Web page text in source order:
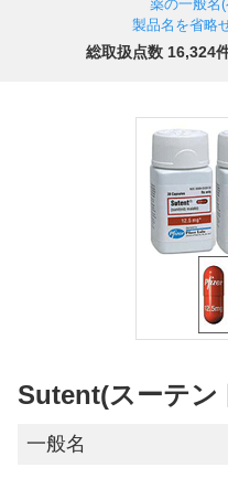
薬の一般名(
製品名を省略
総取扱点数 16,324
Sutent(スーテン
一般名